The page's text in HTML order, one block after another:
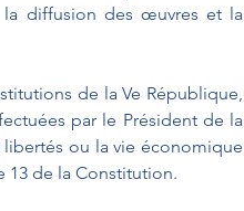
diffusion des œuvres et la
de la Ve République,
par le Président de la
ou la vie économique
13 de la Constitution.